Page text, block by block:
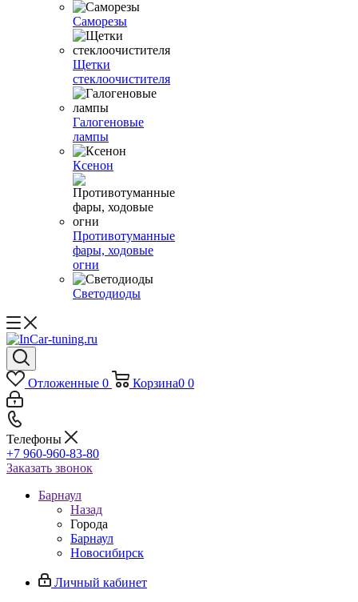
Саморезы
Щетки
стеклоочистителя
Галогеновые
лампы
Ксенон
Противотуманные
фары, ходовые
огни
Светодиоды
Отложенные 0 Корзина0 0
Телефоны
+7 960-960-83-80
Заказать звонок
Барнаул
Назад
Города
Барнаул
Новосибирск
Личный кабинет